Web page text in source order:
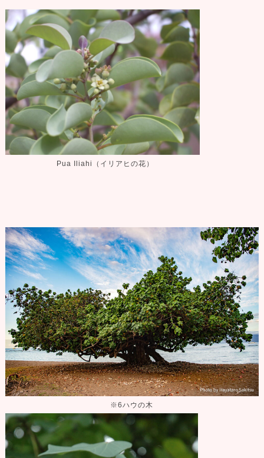
Pua Iliahi（イリアヒの花）
※6ハウの木